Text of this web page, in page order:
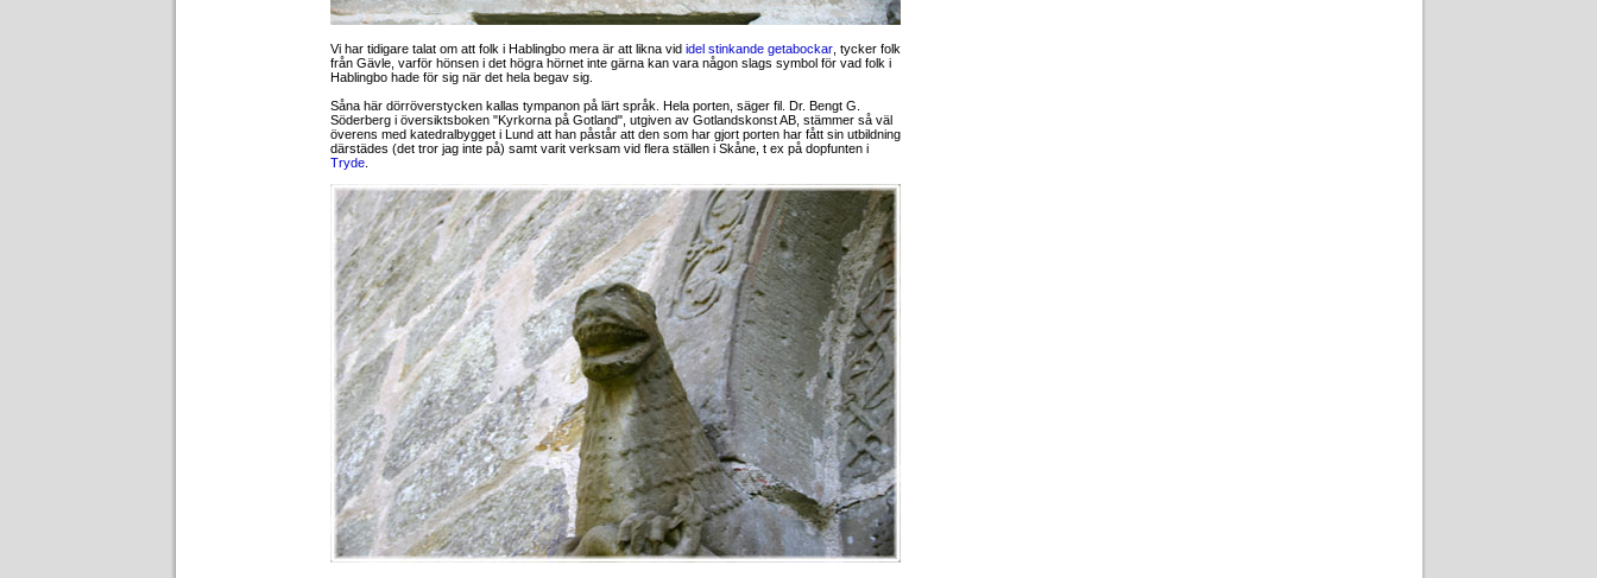
Vi har tidigare talat om att folk i Hablingbo mera är att likna vid idel stinkande getabockar , tycker folk
från Gävle, varför hönsen i det högra hörnet inte gärna kan vara någon slags symbol för vad folk i
Hablingbo hade för sig när det hela begav sig.
Såna här dörröverstycken kallas tympanon på lärt språk. Hela porten, säger fil. Dr. Bengt G.
Söderberg i översiktsboken "Kyrkorna på Gotland", utgiven av Gotlandskonst AB, stämmer så väl
överens med katedralbygget i Lund att han påstår att den som har gjort porten har fått sin utbildning
därstädes (det tror jag inte på) samt varit verksam vid flera ställen i Skåne, t ex på dopfunten i
Tryde